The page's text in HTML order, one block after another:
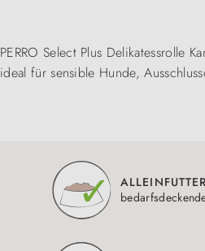
PERRO Select Plus Delikatessrolle
ideal für sensible Hunde,